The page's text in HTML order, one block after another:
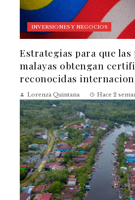
INVERSIONES Y NEGOCIOS
Estrategias para que las
malayas obtengan
reconocidas
Lorenza Quintana Hace 2